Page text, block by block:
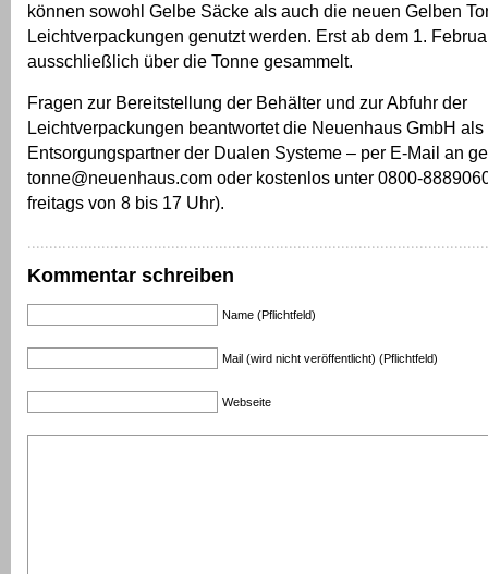
können sowohl Gelbe Säcke als auch die neuen Gelben
Leichtverpackungen genutzt werden. Erst ab dem 1.
ausschließlich über die Tonne gesammelt.
Fragen zur Bereitstellung der Behälter und zur Abfuhr der
Leichtverpackungen beantwortet die Neuenhaus GmbH
Entsorgungspartner der Dualen Systeme – per E-Mail an
tonne@neuenhaus.com oder kostenlos unter 0800-
freitags von 8 bis 17 Uhr).
Kommentar schreiben
Name (Pflichtfeld)
Mail (wird nicht veröffentlicht) (Pflichtfeld)
Webseite